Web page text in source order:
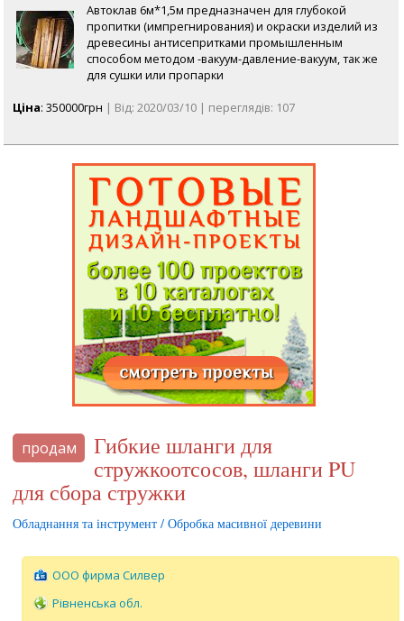
Автоклав 6м*1,5м предназначен для глубокой
пропитки (импрегнирования) и окраски изделий из
древесины антисепритками промышленным
способом методом -вакуум-давление-вакуум, так же
для сушки или пропарки
Ціна: 350000грн | Від: 2020/03/10 | переглядів: 107
продам
Гибкие шланги для
стружкоотсосов, шланги PU
для сбора стружки
Обладнання та інструмент / Обробка масивної деревини
ООО фирма Силвер
Рівненська обл.